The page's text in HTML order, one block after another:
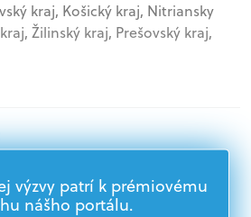
kraj, Košický kraj, Nitriansky
Žilinský kraj, Prešovský kraj,
výzvy patrí k prémiovému
nášho portálu.